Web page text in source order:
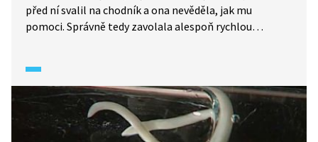
před ní svalil na chodník a ona nevěděla, jak mu
pomoci. Správně tedy zavolala alespoň rychlou
i omdlení jejich mámy. Proto se je nakonec táta
rozhodne zasvětit do problematiky první pomoci
a zorganizuje pro ně domácí kurz.